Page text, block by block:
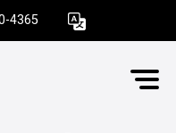
4365